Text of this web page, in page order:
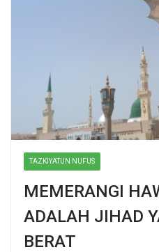
TAZKIYATUN NUFUS
MEMERANGI
ADALAH JIHAD
BERAT